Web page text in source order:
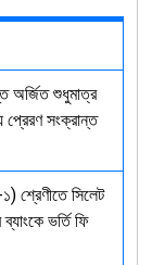
অর্জিত শুধুমাত্র
প্রেরণ সংক্রান্ত
শ্রেণীতে সিলেট
ভর্তি ফি